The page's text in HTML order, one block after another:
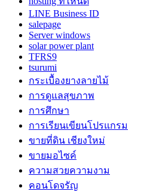
LINE Business ID
salepage
Server windows
solar power plant
TFRS9
tsurumi
กระเบื้องยางลายไม้
การดูแลสุขภาพ
การศึกษา
การเรียนเขียนโปรแกรม
ขายที่ดิน เชียงใหม่
ขายมอไซค์
ความสวยความงาม
คอนโดจรัญ